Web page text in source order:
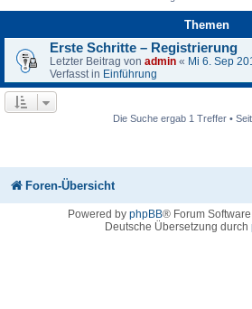
Themen
Erste Schritte – Registrierung
Letzter Beitrag von admin « Mi 6. Sep
Verfasst in Einführung
Die Suche ergab 1 Treffer •
Foren-Übersicht
Powered by phpBB® Forum
Deutsche Übersetzung durch